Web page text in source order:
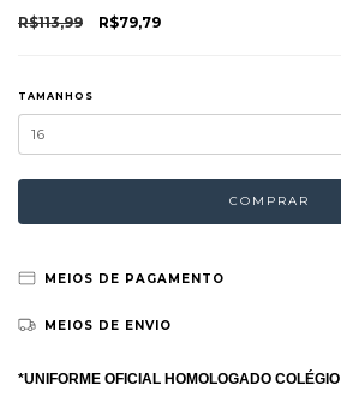
R$113,99 R$79,79
TAMANHOS
MEIOS DE PAGAMENTO
MEIOS DE ENVIO
*UNIFORME OFICIAL HOMOLOGADO COLÉGIO